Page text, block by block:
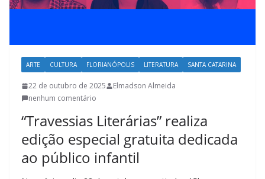
r
c
a
t
a
i
n
e
ARTE CULTURA FLORIANÓPOLIS LITERATURA SANTA CATARINA
22 de outubro de 2025
Elmadson Almeida
nenhum comentário
“Travessias Literárias” realiza
edição especial gratuita dedicada
ao público infantil